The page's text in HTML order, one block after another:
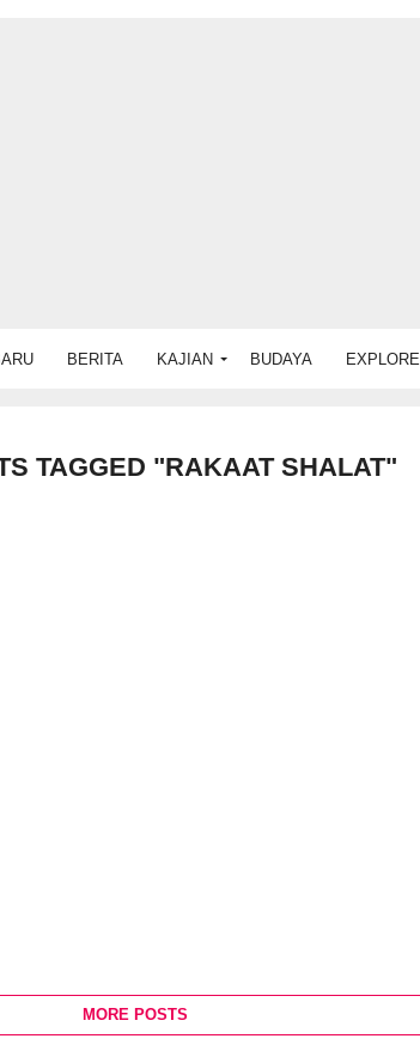
BERITA KAJIAN BUDAYA EXPLORE
TAGGED "RAKAAT SHALAT"
MORE POSTS